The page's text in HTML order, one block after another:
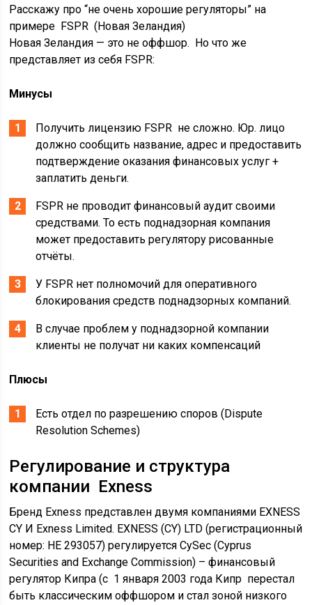
Расскажу про “не очень хорошие регуляторы” на
примере FSPR (Новая Зеландия)
Новая Зеландия — это не оффшор. Но что же
представляет из себя FSPR:
Минусы
Получить лицензию FSPR не сложно. Юр. лицо
должно сообщить название, адрес и предоставить
подтверждение оказания финансовых услуг +
заплатить деньги.
FSPR не проводит финансовый аудит своими
средствами. То есть поднадзорная компания
может предоставить регулятору рисованные
отчёты.
У FSPR нет полномочий для оперативного
блокирования средств поднадзорных компаний.
В случае проблем у поднадзорной компании
клиенты не получат ни каких компенсаций
Плюсы
Есть отдел по разрешению споров (Dispute
Resolution Schemes)
Регулирование и структура
компании Exness
Бренд Exness представлен двумя компаниями EXNESS
CY И Exness Limited. EXNESS (CY) LTD (регистрационный
номер: HE 293057) регулируется CySec (Cyprus
Securities and Exchange Commission) – финансовый
регулятор Кипра (с 1 января 2003 года Кипр перестал
быть классическим оффшором и стал зоной низкого